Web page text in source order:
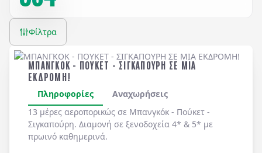
Φίλτρα
ΜΠΑΝΓΚΟΚ - ΠΟΥΚΕΤ - ΣΙΓΚΑΠΟΥΡΗ ΣΕ ΜΙΑ
ΕΚΔΡΟΜΗ!
Πληροφορίες
Αναχωρήσεις
13 μέρες αεροπορικώς σε Μπανγκόκ - Πούκετ -
Σιγκαπούρη. Διαμονή σε ξενοδοχεία 4* & 5* με
πρωινό καθημερινά.